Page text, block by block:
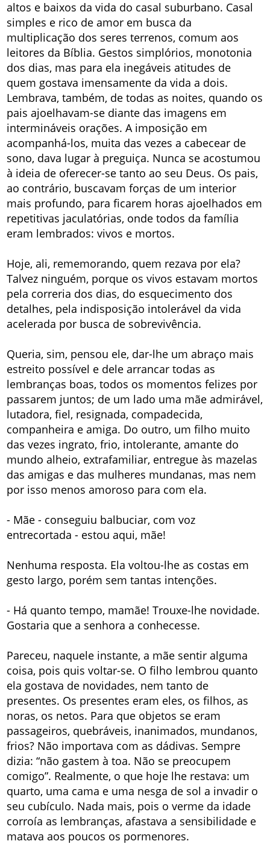
altos e baixos da vida do casal suburbano. Casal
simples e rico de amor em busca da
multiplicação dos seres terrenos, comum aos
leitores da Bíblia. Gestos simplórios, monotonia
dos dias, mas para ela inegáveis atitudes de
quem gostava imensamente da vida a dois.
Lembrava, também, de todas as noites, quando os
pais ajoelhavam-se diante das imagens em
intermináveis orações. A imposição em
acompanhá-los, muita das vezes a cabecear de
sono, dava lugar à preguiça. Nunca se acostumou
à ideia de oferecer-se tanto ao seu Deus. Os pais,
ao contrário, buscavam forças de um interior
mais profundo, para ficarem horas ajoelhados em
repetitivas jaculatórias, onde todos da família
eram lembrados: vivos e mortos.
Hoje, ali, rememorando, quem rezava por ela?
Talvez ninguém, porque os vivos estavam mortos
pela correria dos dias, do esquecimento dos
detalhes, pela indisposição intolerável da vida
acelerada por busca de sobrevivência.
Queria, sim, pensou ele, dar-lhe um abraço mais
estreito possível e dele arrancar todas as
lembranças boas, todos os momentos felizes por
passarem juntos; de um lado uma mãe admirável,
lutadora, fiel, resignada, compadecida,
companheira e amiga. Do outro, um filho muito
das vezes ingrato, frio, intolerante, amante do
mundo alheio, extrafamiliar, entregue às mazelas
das amigas e das mulheres mundanas, mas nem
por isso menos amoroso para com ela.
- Mãe - conseguiu balbuciar, com voz
entrecortada - estou aqui, mãe!
Nenhuma resposta. Ela voltou-lhe as costas em
gesto largo, porém sem tantas intenções.
- Há quanto tempo, mamãe! Trouxe-lhe novidade.
Gostaria que a senhora a conhecesse.
Pareceu, naquele instante, a mãe sentir alguma
coisa, pois quis voltar-se. O filho lembrou quanto
ela gostava de novidades, nem tanto de
presentes. Os presentes eram eles, os filhos, as
noras, os netos. Para que objetos se eram
passageiros, quebráveis, inanimados, mundanos,
frios? Não importava com as dádivas. Sempre
dizia: “não gastem à toa. Não se preocupem
comigo”. Realmente, o que hoje lhe restava: um
quarto, uma cama e uma nesga de sol a invadir o
seu cubículo. Nada mais, pois o verme da idade
corroía as lembranças, afastava a sensibilidade e
matava aos poucos os pormenores.